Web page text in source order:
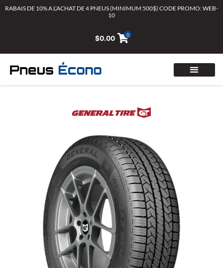
AllerRABAIS DE 10% A L’ACHAT DE 4 PNEUS (MINIMUM 500$) CODE PROMO: WEB-
10
$0.00 0